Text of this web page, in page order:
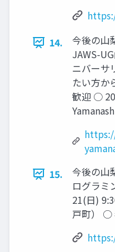
14.
今後の
JAWS-
ニバーサ
たい方か
歓迎 ○
15.
今後の
ログラミ
21(日)
戸町） ○